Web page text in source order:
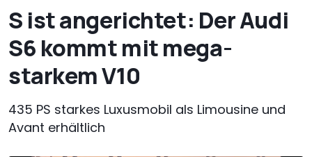
S ist angerichtet: Der Audi
S6 kommt mit mega-
starkem V10
435 PS starkes Luxusmobil als Limousine und
Avant erhältlich